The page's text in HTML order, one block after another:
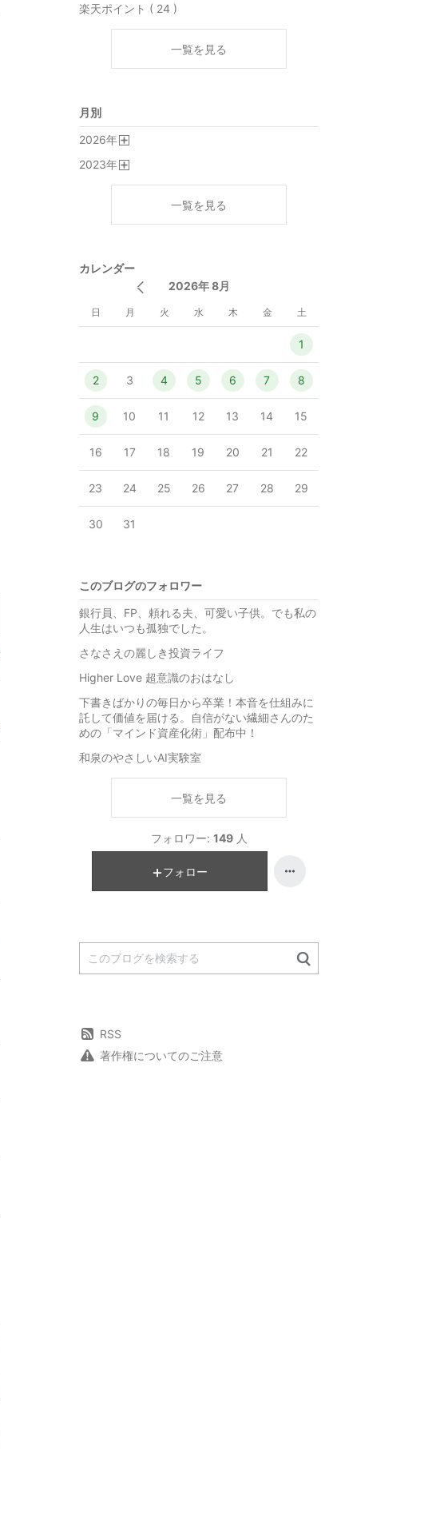
楽天ポイント ( 24 )
一覧を見る
月別
2026年
2023年
一覧を見る
カレンダー
2026年 8月
日 月 火 水 木 金 土
1
2 3 4 5 6 7 8
9 10 11 12 13 14 15
16 17 18 19 20 21 22
23 24 25 26 27 28 29
30 31
このブログのフォロワー
銀行員、FP、頼れる夫、可愛い子供。でも私の
人生はいつも孤独でした。
さなさえの麗しき投資ライフ
Higher Love 超意識のおはなし
下書きばかりの毎日から卒業！本音を仕組みに
託して価値を届ける。自信がない繊細さんのた
めの「マインド資産化術」配布中！
和泉のやさしいAI実験室
一覧を見る
フォロワー: 149 人
フォロー
RSS
著作権についてのご注意